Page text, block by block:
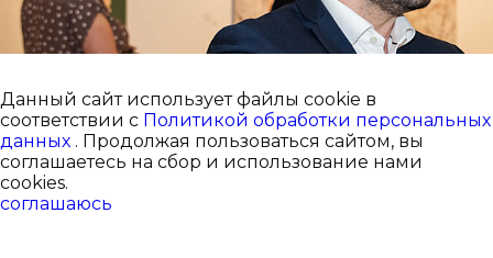
Данный сайт использует файлы cookie в
соответствии с Политикой обработки персональных
данных . Продолжая пользоваться сайтом, вы
соглашаетесь на сбор и использование нами
cookies.
соглашаюсь